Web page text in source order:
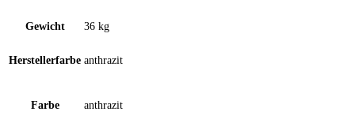
Gewicht 36 kg
Herstellerfarbe anthrazit
Farbe anthrazit